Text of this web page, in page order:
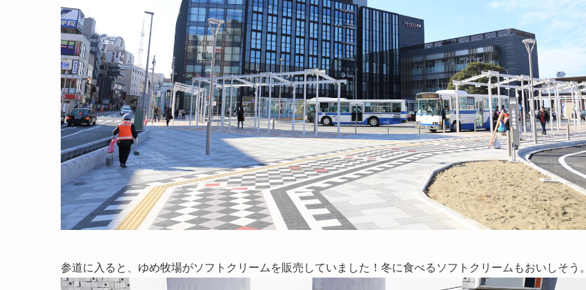
参道に入ると、ゆめ牧場がソフトクリームを販売していました！冬に食べるソフトクリームもおいしそう。